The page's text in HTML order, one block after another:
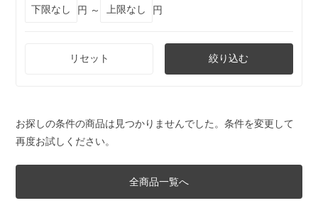
円 ～
円
リセット 絞り込む
お探しの条件の商品は見つかりませんでした。条件を変更して
再度お試しください。
全商品一覧へ